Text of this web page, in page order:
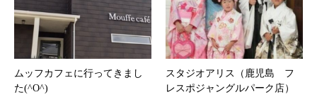
ムッフカフェに行ってきまし
た(^O^)
スタジオアリス（鹿児島 フ
レスポジャングルパーク店）